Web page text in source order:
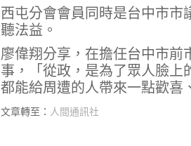
西屯分會會員同時是台中市
聽法益。
廖偉翔分享，在擔任台中市
事，「從政，是為了眾人臉
都能給周遭的人帶來一點歡喜
文章轉至： 人間通訊社